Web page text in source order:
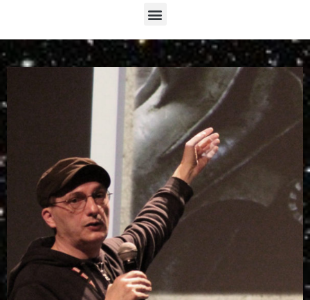
Menu